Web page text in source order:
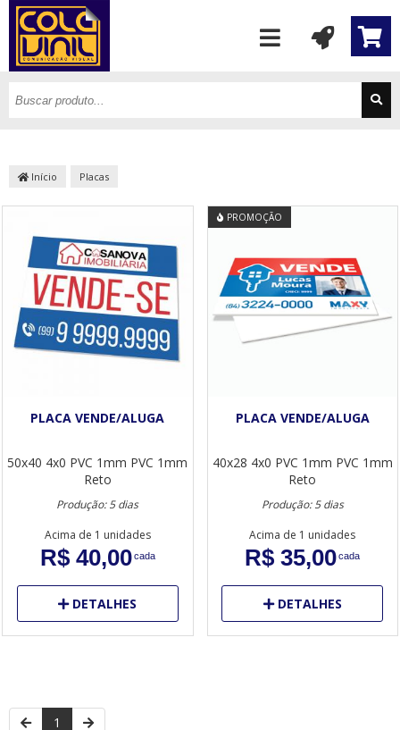
Início Placas
PLACA VENDE/ALUGA
50x40 4x0 PVC 1mm PVC 1mm
Reto
Produção: 5 dias
Acima de 1 unidades
R$ 40,00cada
DETALHES
PROMOÇÃO
PLACA VENDE/ALUGA
40x28 4x0 PVC 1mm PVC 1mm
Reto
Produção: 5 dias
Acima de 1 unidades
R$ 35,00cada
DETALHES
1